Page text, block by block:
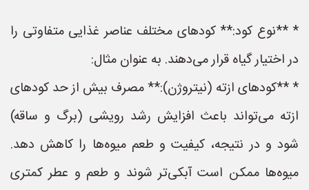
* **نوع کود:** کودهای مختلف عناصر غذایی متفاوتی را
در اختیار گیاه قرار می‌دهند. به عنوان مثال:
* **کودهای ازته (نیتروژن):** مصرف بیش از حد کودهای
ازته می‌تواند باعث افزایش رشد رویشی (برگ و ساقه)
شود و در نتیجه، کیفیت و طعم میوه‌ها را کاهش دهد.
میوه‌ها ممکن است آبکی‌تر شوند و طعم و عطر کمتری